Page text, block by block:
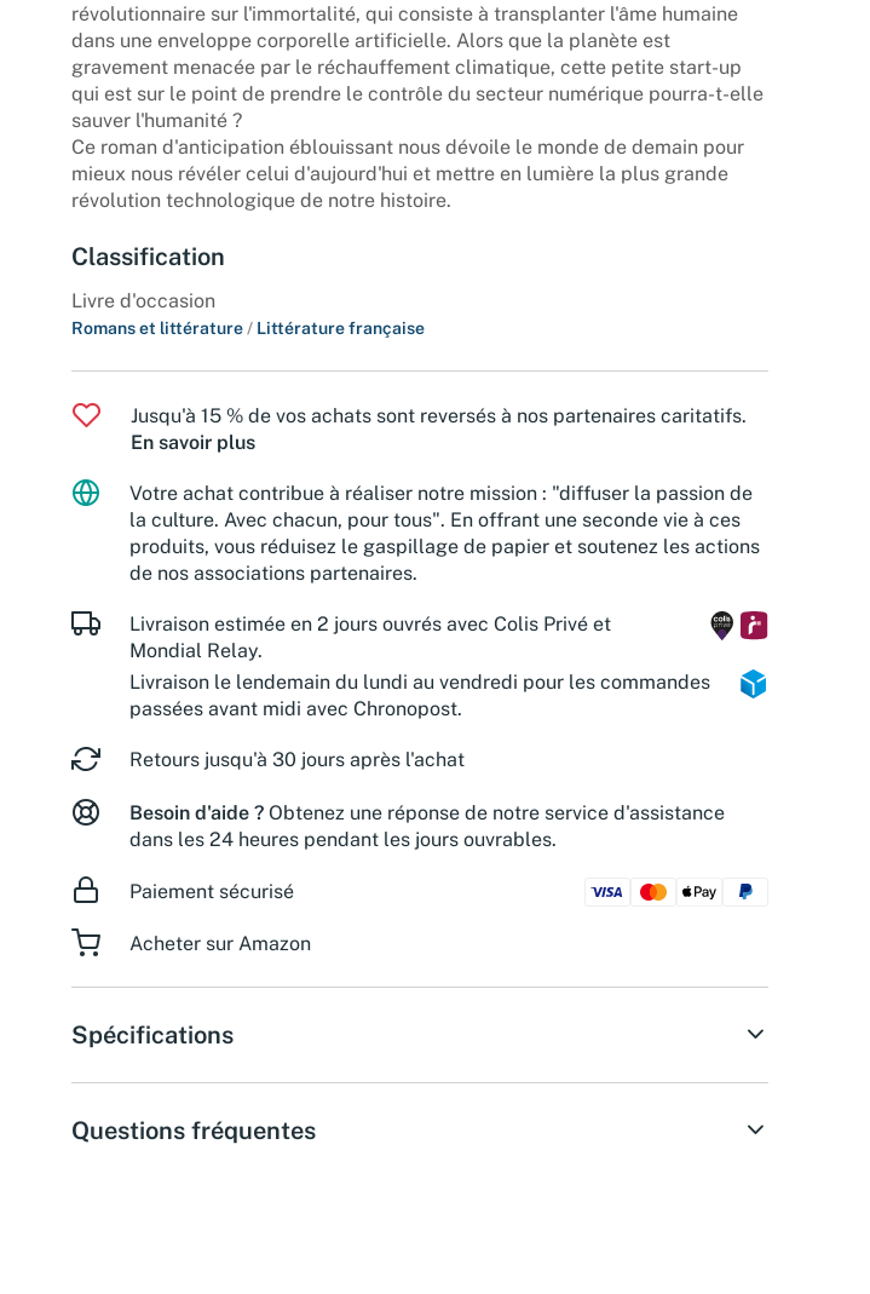
révolutionnaire sur l'immortalité, qui consiste à transplanter l'âme humaine
dans une enveloppe corporelle artificielle. Alors que la planète est
gravement menacée par le réchauffement climatique, cette petite start-up
qui est sur le point de prendre le contrôle du secteur numérique pourra-t-elle
sauver l'humanité ?
Ce roman d'anticipation éblouissant nous dévoile le monde de demain pour
mieux nous révéler celui d'aujourd'hui et mettre en lumière la plus grande
révolution technologique de notre histoire.
Classification
Livre d'occasion
Romans et littérature / Littérature française
Jusqu'à 15 % de vos achats sont reversés à nos partenaires caritatifs.
En savoir plus
Votre achat contribue à réaliser notre mission : "diffuser la passion de
la culture. Avec chacun, pour tous". En offrant une seconde vie à ces
produits, vous réduisez le gaspillage de papier et soutenez les actions
de nos associations partenaires.
Livraison estimée en 2 jours ouvrés avec Colis Privé et
Mondial Relay.
Livraison le lendemain du lundi au vendredi pour les commandes
passées avant midi avec Chronopost.
Retours jusqu'à 30 jours après l'achat
Besoin d'aide ? Obtenez une réponse de notre service d'assistance
dans les 24 heures pendant les jours ouvrables.
Paiement sécurisé
Acheter sur Amazon
Spécifications
Questions fréquentes